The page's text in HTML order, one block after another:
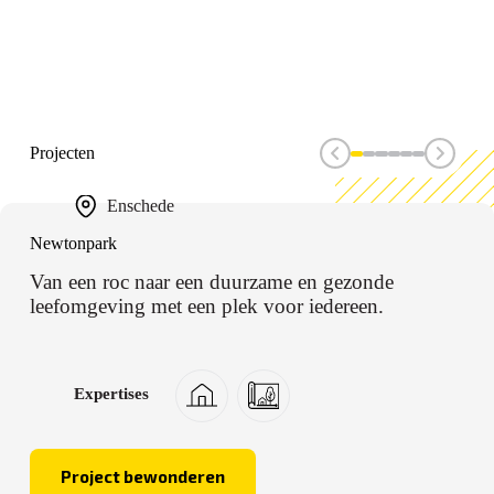
Projecten
Enschede
Newtonpark
Van een roc naar een duurzame en gezonde
leefomgeving met een plek voor iedereen.
Expertises
Project bewonderen
Newtonpark